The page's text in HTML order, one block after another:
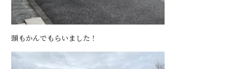
頭もかんでもらいました！